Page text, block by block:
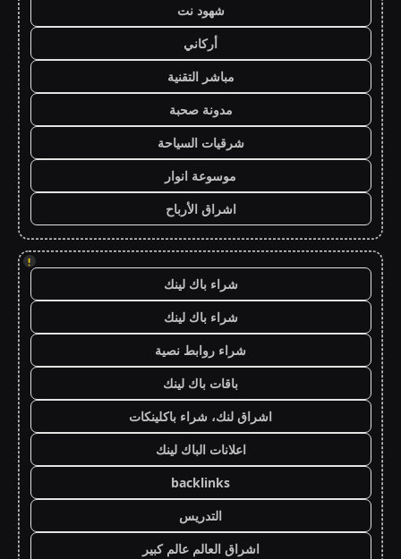
شهود نت
أركاني
مباشر التقنية
مدونة صحبة
شرقيات السياحة
موسوعة انوار
اشراق الأرباح
!
شراء باك لينك
شراء باك لينك
شراء روابط نصية
باقات باك لينك
اشراق لنك، شراء باكلينكات
اعلانات الباك لينك
backlinks
التدريس
اشراق العالم عالم كبير